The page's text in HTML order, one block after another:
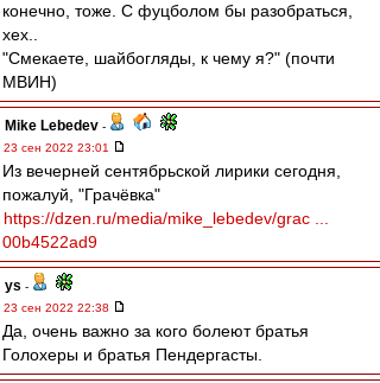
конечно, тоже. С фуцболом бы разобраться,
хех..
"Смекаете, шайбогляды, к чему я?" (почти
МВИН)
Mike Lebedev -
23 сен 2022 23:01
Из вечерней сентябрьской лирики сегодня,
пожалуй, "Грачёвка"
https://dzen.ru/media/mike_lebedev/grac ...
00b4522ad9
ys -
23 сен 2022 22:38
Да, очень важно за кого болеют братья
Голохеры и братья Пендергасты.